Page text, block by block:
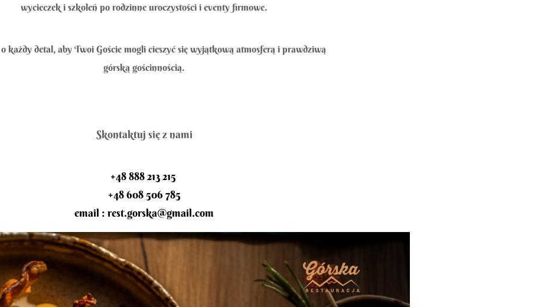
wycieczek i szkoleń po rodzinne uroczystości i eventy firmowe.
każdy detal, aby Twoi Goście mogli cieszyć się wyjątkową atmosferą i prawdziwą
górską gościnnością.
Skontaktuj się z nami
+48 888 213 215
+48 608 506 785
email : rest.gorska@gmail.com